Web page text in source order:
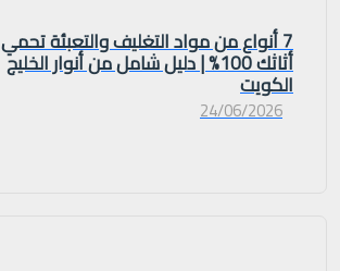
7 أنواع من مواد التغليف والتعبئة تحمي
أثاثك 100% | دليل شامل من أنوار الخليج
الكويت
24/06/2026